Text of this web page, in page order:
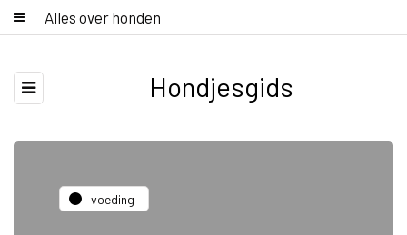
Alles over honden
Hondjesgids
voeding